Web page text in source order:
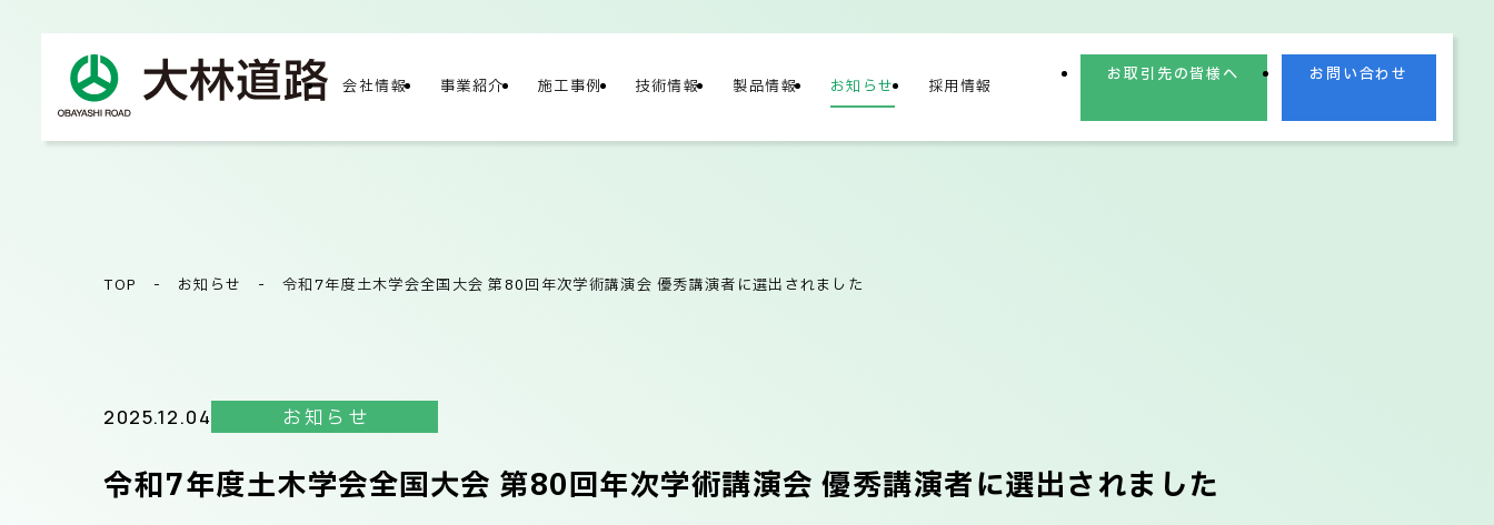
会社情報
サステナビリティ ネットワーク 電子公告
事業紹介 施工事例 技術情報 製品情報 お知らせ 採用情報
お取引先の皆様へ お問い合わせ
TOP - お知らせ - 令和7年度土木学会全国大会 第80回年次学術講演会 優秀講演者に選出されました
2025.12.04 お知らせ
令和7年度土木学会全国大会 第80回年次学術講演会 優秀講演者に選出されました